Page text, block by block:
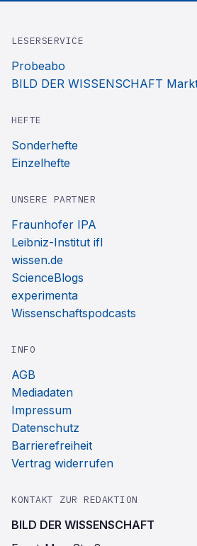
LESERSERVICE
Probeabo
BILD DER WISSENSCHAFT
HEFTE
Sonderhefte
Einzelhefte
UNSERE PARTNER
Fraunhofer IPA
Leibniz-Institut ifl
wissen.de
ScienceBlogs
experimenta
Wissenschaftspodcasts
INFO
AGB
Mediadaten
Impressum
Datenschutz
Barrierefreiheit
Vertrag widerrufen
KONTAKT ZUR REDAKTION
BILD DER WISSENSCHAFT